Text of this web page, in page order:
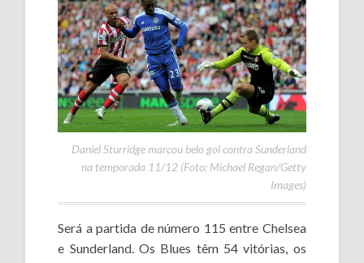
Daniel Sturridge marcou belo gol contra Sunderland
na temporada 11/12 (Foto: Michael Regan/Getty
Images)
Será a partida de número 115 entre Chelsea
e Sunderland. Os Blues têm 54 vitórias, os